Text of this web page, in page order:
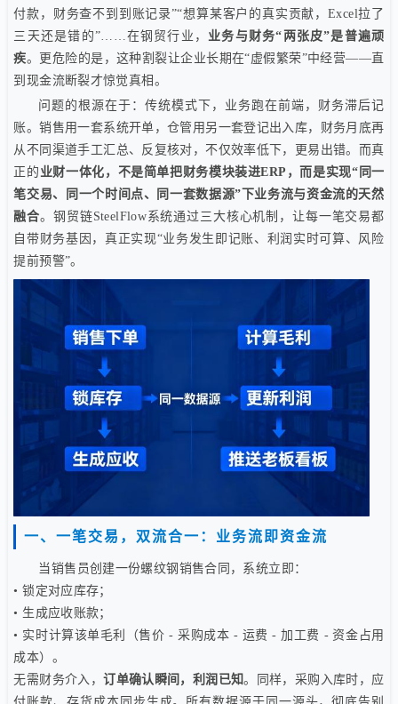
付款，财务查不到到账记录”“想算某客户的真实贡献，Excel拉了
三天还是错的”……在钢贸行业， 业务与财务“两张皮”是普遍顽
疾。更危险的是，这种割裂让企业长期在“虚假繁荣”中经营——直
到现金流断裂才惊觉真相。
问题的根源在于：传统模式下，业务跑在前端，财务滞后记
账。销售用一套系统开单，仓管用另一套登记出入库，财务月底再
从不同渠道手工汇总、反复核对，不仅效率低下，更易出错。而真
正的 业财一体化，不是简单把财务模块装进ERP，而是实现“同一
笔交易、同一个时间点、同一套数据源”下业务流与资金流的天然
融合。钢贸链SteelFlow系统通过三大核心机制，让每一笔交易都
自带财务基因，真正实现“业务发生即记账、利润实时可算、风险
提前预警”。
一、一笔交易，双流合一：业务流即资金流
当销售员创建一份螺纹钢销售合同，系统立即：
• 锁定对应库存；
• 生成应收账款；
• 实时计算该单毛利（售价 - 采购成本 - 运费 - 加工费 - 资金占用
成本）。
无需财务介入，订单确认瞬间，利润已知。同样，采购入库时，应